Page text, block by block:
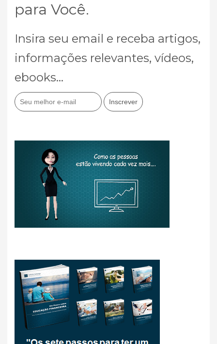
para Você.
Insira seu email e receba artigos,
informações relevantes, vídeos,
ebooks...